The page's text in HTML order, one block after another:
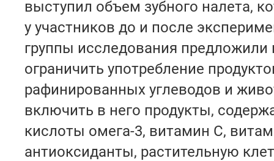
выступил объем зубного налета,
у участников до и после
группы исследования предложили
ограничить употребление
рафинированных углеводов и
включить в него продукты,
кислоты омега-3, витамин С,
антиоксиданты, растительную